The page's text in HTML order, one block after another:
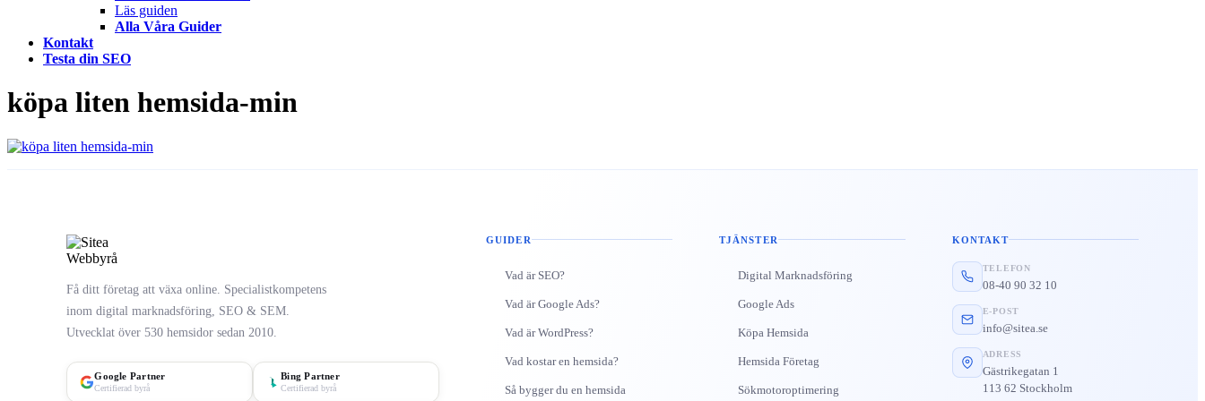
Läs guiden
Alla Våra Guider
Kontakt
Testa din SEO
köpa liten hemsida-min
Få ditt företag att växa online. Specialistkompetens
inom digital marknadsföring, SEO & SEM.
Utvecklat över 530 hemsidor sedan 2010.
Google Partner
Certifierad byrå
Bing Partner
Certifierad byrå
GUIDER
Vad är SEO?
Vad är Google Ads?
Vad är WordPress?
Vad kostar en hemsida?
Så bygger du en hemsida
TJÄNSTER
Digital Marknadsföring
Google Ads
Köpa Hemsida
Hemsida Företag
Sökmotoroptimering
KONTAKT
TELEFON
08-40 90 32 10
E-POST
info@sitea.se
ADRESS
Gästrikegatan 1
113 62 Stockholm